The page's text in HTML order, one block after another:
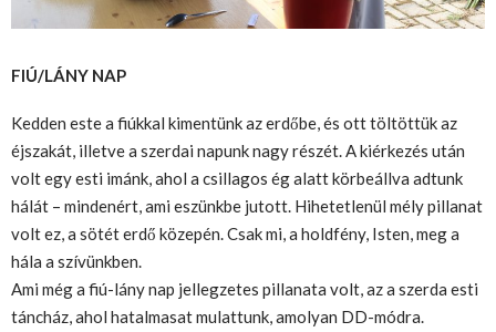
FIÚ/LÁNY NAP
Kedden este a fiúkkal kimentünk az erdőbe, és ott töltöttük az
éjszakát, illetve a szerdai napunk nagy részét. A kiérkezés után
volt egy esti imánk, ahol a csillagos ég alatt körbeállva adtunk
hálát – mindenért, ami eszünkbe jutott. Hihetetlenül mély pillanat
volt ez, a sötét erdő közepén. Csak mi, a holdfény, Isten, meg a
hála a szívünkben.
Ami még a fiú-lány nap jellegzetes pillanata volt, az a szerda esti
táncház, ahol hatalmasat mulattunk, amolyan DD-módra.